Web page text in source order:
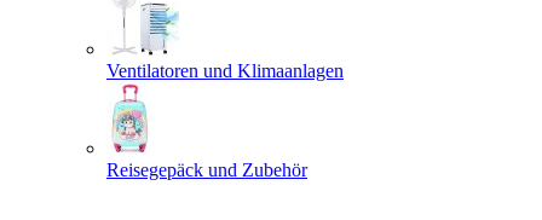
Ventilatoren und Klimaanlagen
Reisegepäck und Zubehör